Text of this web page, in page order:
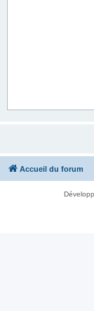
Accueil du forum